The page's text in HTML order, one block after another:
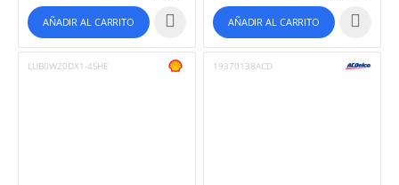
AÑADIR AL CARRITO AÑADIR AL CARRITO
LUB0W20DX1-4SHE 19370138ACD